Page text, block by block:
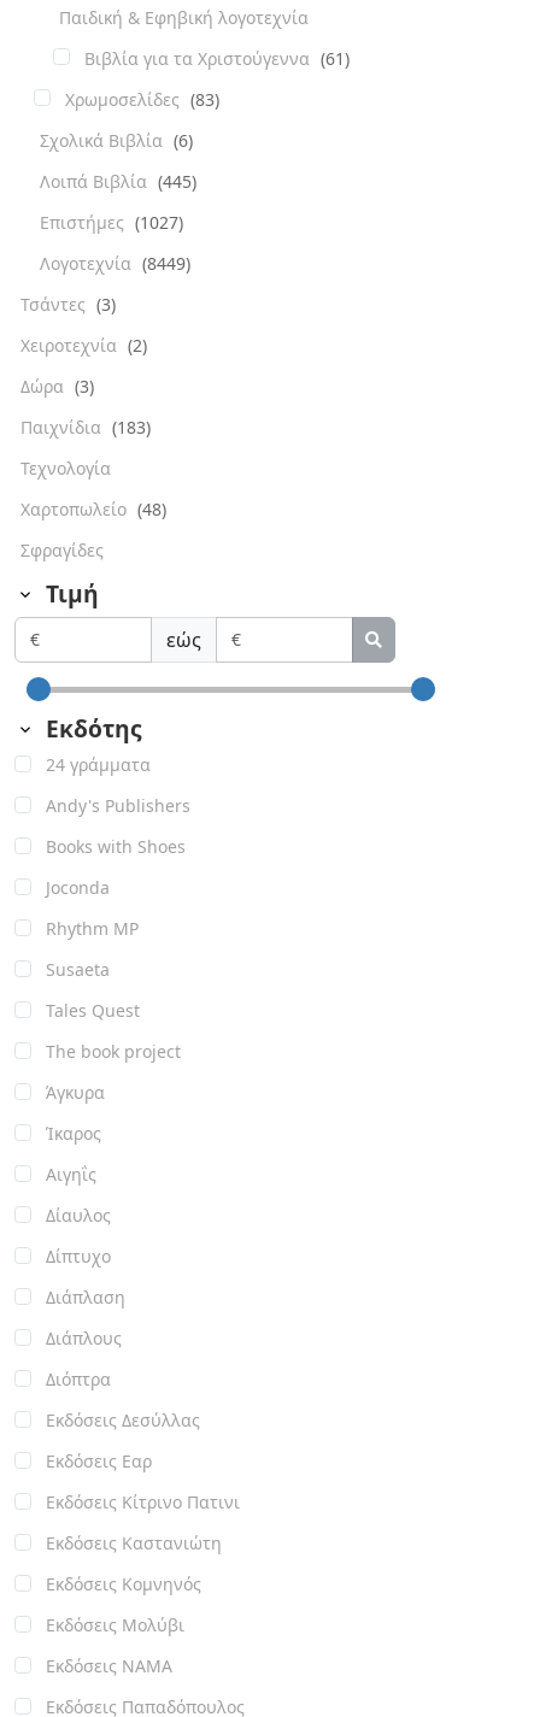
Παιδική & Εφηβική λογοτεχνία
Βιβλία για τα Χριστούγεννα (61)
Χρωμοσελίδες (83)
Σχολικά Βιβλία (6)
Λοιπά Βιβλία (445)
Επιστήμες (1027)
Λογοτεχνία (8449)
Τσάντες (3)
Χειροτεχνία (2)
Δώρα (3)
Παιχνίδια (183)
Τεχνολογία
Χαρτοπωλείο (48)
Σφραγίδες
Τιμή
εώς
Εκδότης
24 γράμματα
Andy's Publishers
Books with Shoes
Joconda
Rhythm MP
Susaeta
Tales Quest
The book project
Άγκυρα
Ίκαρος
Αιγηΐς
Δίαυλος
Δίπτυχο
Διάπλαση
Διάπλους
Διόπτρα
Εκδόσεις Δεσύλλας
Εκδόσεις Εαρ
Εκδόσεις Κίτρινο Πατινι
Εκδόσεις Καστανιώτη
Εκδόσεις Κομνηνός
Εκδόσεις Μολύβι
Εκδόσεις ΝΑΜΑ
Εκδόσεις Παπαδόπουλος